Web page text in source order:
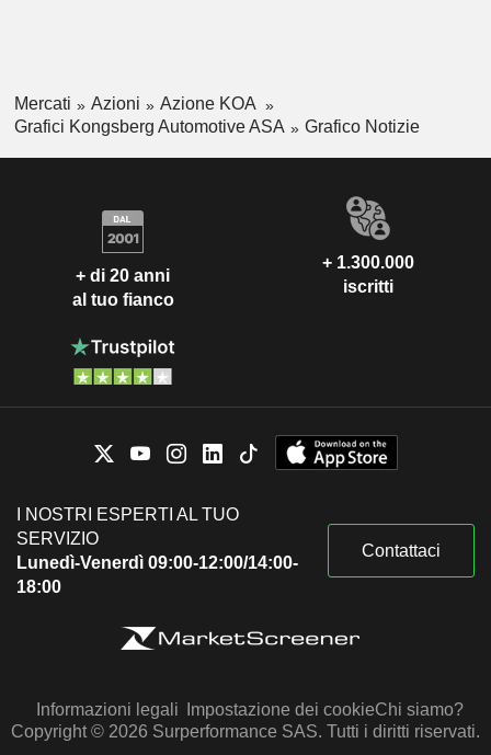
Mercati Azioni
Azione KOA
Grafici Kongsberg Automotive ASA
Grafico Notizie
+ di 20 anni
al tuo fianco
+ 1.300.000
iscritti
I NOSTRI ESPERTI AL TUO
SERVIZIO
Lunedì-Venerdì 09:00-12:00/14:00-
18:00
Contattaci
Informazioni legali Impostazione dei cookieChi siamo?
Copyright © 2026 Surperformance SAS. Tutti i diritti riservati.